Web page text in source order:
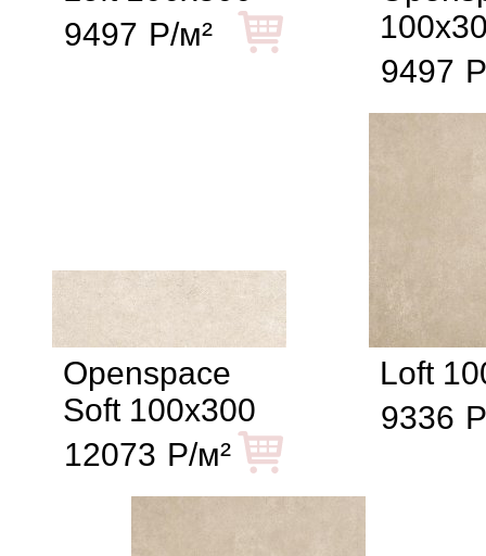
9497 Р/м²
9497
Openspace
Soft 100x300
12073 Р/м²
Loft
9336